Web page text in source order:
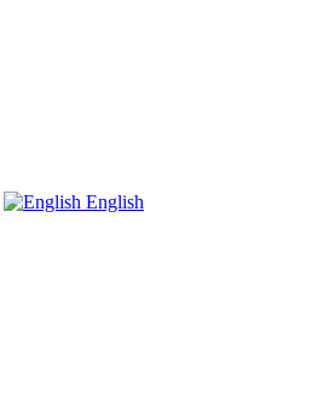
English